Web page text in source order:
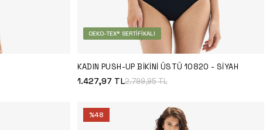
OEKO-TEX® SERTIFIKALI
KADIN PUSH-UP BIKINI ÜSTÜ 10820 - SIYAH
1.427,97TL2.799,95TL
%48